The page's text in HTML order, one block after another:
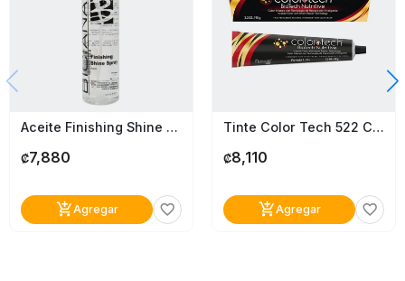
Aceite Finishing Shine En Spray Biciana Professional 120Ml
₡7,880
add_shopping_cartAgregar favorite_border
Tinte Color Tech 522 Caoba Nacarado Intenso Permanente
₡8,110
add_shopping_cartAgregar favorite_border